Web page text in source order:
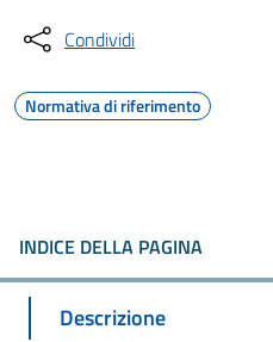
Condividi
Normativa di riferimento
INDICE DELLA PAGINA
Descrizione